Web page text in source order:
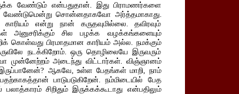
வேண்டும் என்பதுதான். இது பிராமணர்களை
வேண்டுமென்று சொன்னதாகவோ அர்த்தமாகாது.
என்று நான் கருதவுமில்லை. தவிரவும்
அனுசரிக்கும் சில பழக்க வழக்கங்களையும்
கொள்வது பிரமாதமான காரியம் அல்ல. நமக்கும்
நடக்கிறோம். ஒரு தொழிலையே இருவரும்
முன்னேற்றம் அடைந்து விட்டார்கள். விஞ்ஞானம்
ஆகவே, உள்ள பேதங்கள் மாறி, நாம்
பாடுபடுகிறேன். நம்மிடையில் பேத
சிறிதும் இருக்கக்கூடாது என்பதிலும்